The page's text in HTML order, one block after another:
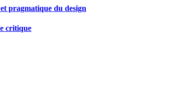
pragmatique du design
critique